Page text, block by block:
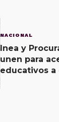
NACIONAL
Inea y
unen para
educativos a